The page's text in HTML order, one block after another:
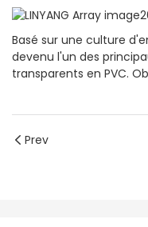
Basé sur une culture
devenu l'un des
transparents en PVC.
Prev